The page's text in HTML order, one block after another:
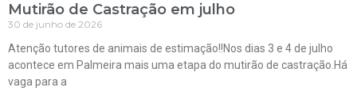
Mutirão de Castração em julho
30 de junho de 2026
Atenção tutores de animais de estimação!!Nos dias 3 e 4 de julho
acontece em Palmeira mais uma etapa do mutirão de castração.Há
vaga para a